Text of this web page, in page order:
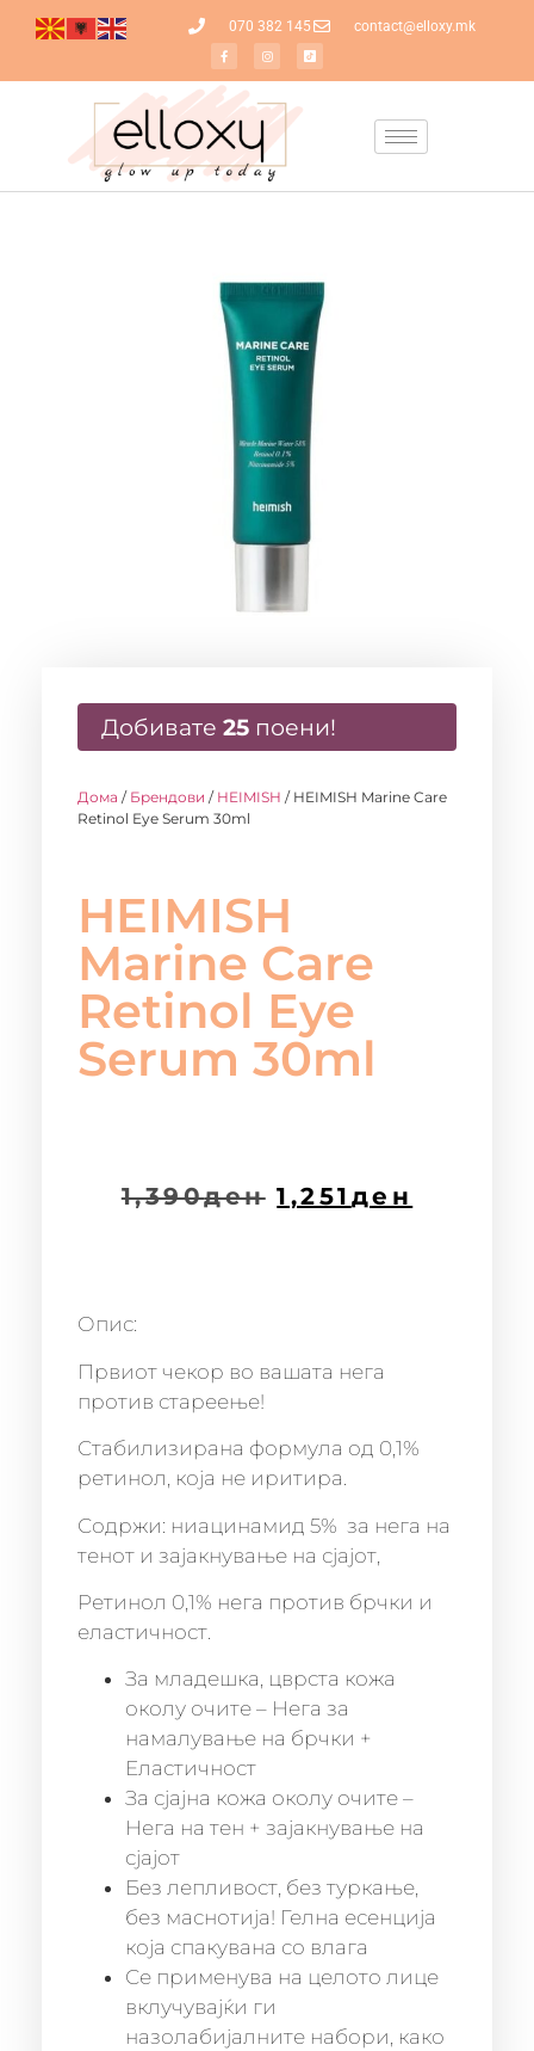
070 382 145 contact@elloxy.mk
Добивате 25 поени!
Дома / Брендови / HEIMISH / HEIMISH Marine Care
Retinol Eye Serum 30ml
HEIMISH
Marine Care
Retinol Eye
Serum 30ml
1,390ден 1,251 ден
Опис:
Првиот чекор во вашата нега
против стареење!
Стабилизирана формула од 0,1%
ретинол, која не иритира.
Содржи: ниацинамид 5% за нега на
тенот и зајакнување на сјајот,
Ретинол 0,1% нега против брчки и
еластичност.
За младешка, цврста кожа
околу очите – Нега за
намалување на брчки +
Еластичност
За сјајна кожа околу очите –
Нега на тен + зајакнување на
сјајот
Без лепливост, без туркање,
без маснотија! Гелна есенција
која спакувана со влага
Се применува на целото лице
вклучувајќи ги
назолабијалните набори, како